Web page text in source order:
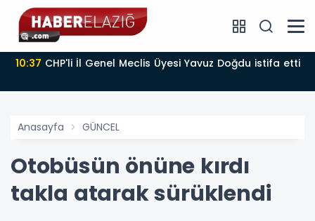
10:37 CHP'li İl Genel Meclis Üyesi Yavuz Doğdu istifa etti
Anasayfa GÜNCEL
Otobüsün önüne kırdı
takla atarak sürüklendi